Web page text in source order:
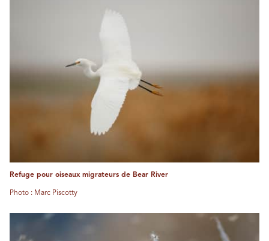
Refuge pour oiseaux migrateurs de Bear River
Photo : Marc Piscotty